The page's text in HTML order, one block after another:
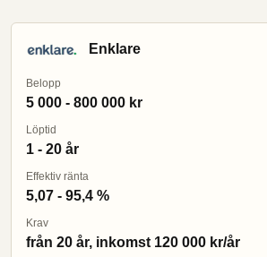
Enklare
Belopp
5 000 - 800 000 kr
Löptid
1 - 20 år
Effektiv ränta
5,07 - 95,4 %
Krav
från 20 år, inkomst 120 000 kr/år